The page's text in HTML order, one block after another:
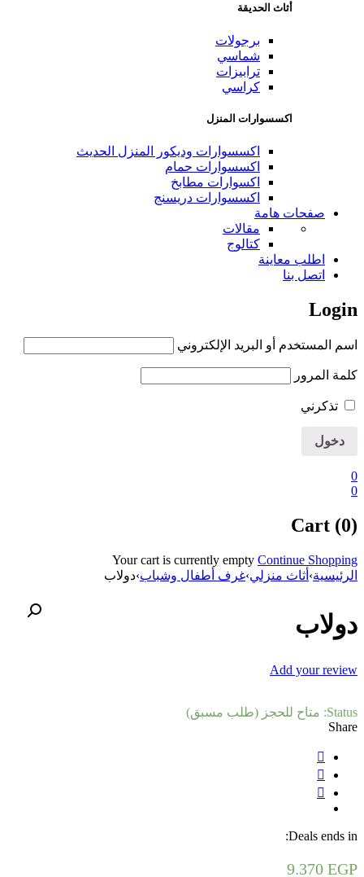
أثاث الحديقة
برجولات
شماسي
ترابيزات
كراسي
اكسسوارات المنزل
اكسسوارات وديكور المنزل الحديث
اكسسوارات حمام
اكسوارات مطابخ
اكسسوارات دريسنج
صفحات هامة
مقالات
كتالوج
اطلب معاينة
اتصل بنا
Login
اسم المستخدم أو البريد الإلكتروني
كلمة المرور
تذكرني
0
0
Cart (0)
Your cart is currently empty Continue Shopping
الرئيسية› أثاث منزلي›غرف أطفال وشباب›دولاب
دولاب
Add your review
Status: متاح للحجز (طلب مسبق)
Share
Deals ends in:
9.370 EGP